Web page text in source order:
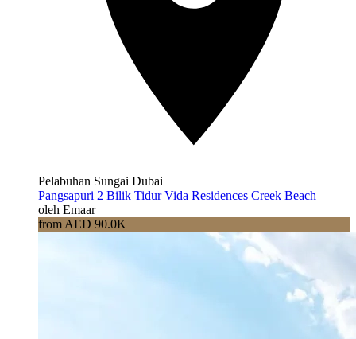
Pelabuhan Sungai Dubai
Pangsapuri 2 Bilik Tidur Vida Residences Creek Beach
oleh Emaar
from AED 90.0K